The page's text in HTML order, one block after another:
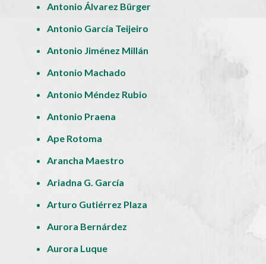
Antonio Álvarez Bürger
Antonio García Teijeiro
Antonio Jiménez Millán
Antonio Machado
Antonio Méndez Rubio
Antonio Praena
Ape Rotoma
Arancha Maestro
Ariadna G. García
Arturo Gutiérrez Plaza
Aurora Bernárdez
Aurora Luque